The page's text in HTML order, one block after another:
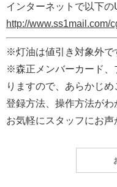
インターネットで以下の
http://www.ss1mail.com/
※灯油は値引き対象外で
※森正メンバーカード、
りますので、あらかじめ
登録方法、操作方法がわ
お気軽にスタッフにお声